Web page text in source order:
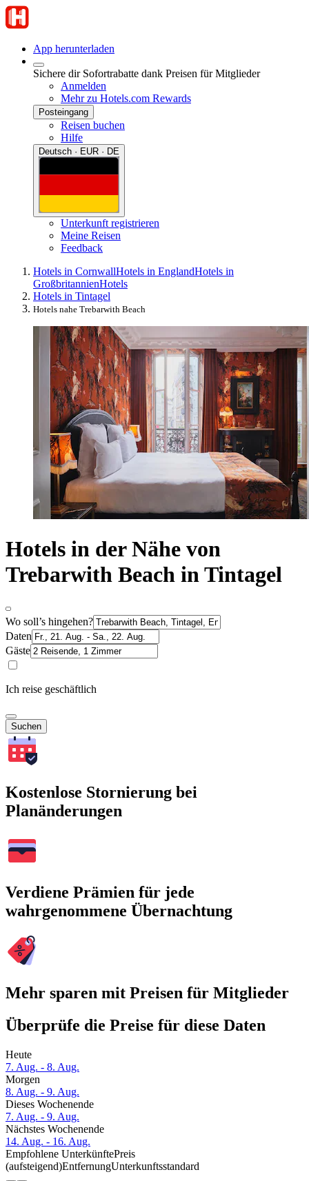
App herunterladen
Sichere dir Sofortrabatte dank Preisen für Mitglieder
Anmelden
Mehr zu Hotels.com Rewards
Posteingang
Reisen buchen
Hilfe
Deutsch · EUR · DE
Unterkunft registrieren
Meine Reisen
Feedback
Hotels in CornwallHotels in EnglandHotels in
GroßbritannienHotels
Hotels in Tintagel
Hotels nahe Trebarwith Beach
Hotels in der Nähe von
Trebarwith Beach in Tintagel
Wo soll’s hingehen?
Daten
Gäste
Ich reise geschäftlich
Suchen
Kostenlose Stornierung bei
Planänderungen
Verdiene Prämien für jede
wahrgenommene Übernachtung
Mehr sparen mit Preisen für Mitglieder
Überprüfe die Preise für diese Daten
Heute
7. Aug. - 8. Aug.
Morgen
8. Aug. - 9. Aug.
Dieses Wochenende
7. Aug. - 9. Aug.
Nächstes Wochenende
14. Aug. - 16. Aug.
Empfohlene UnterkünftePreis
(aufsteigend)EntfernungUnterkunftsstandard